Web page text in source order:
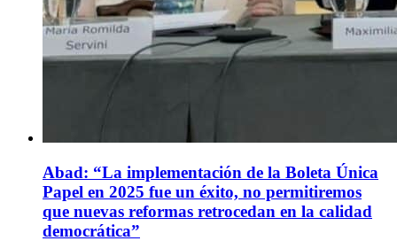
Abad: “La implementación de la Boleta Única
Papel en 2025 fue un éxito, no permitiremos
que nuevas reformas retrocedan en la calidad
democrática”